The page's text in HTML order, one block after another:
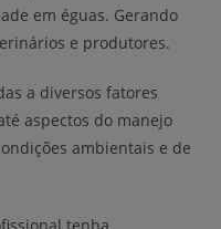
em éguas. Gerando
e produtores.
a diversos fatores
aspectos do manejo
ambientais e de